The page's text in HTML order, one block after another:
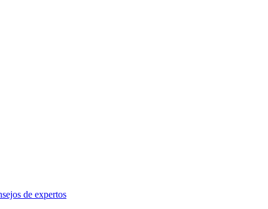
de expertos